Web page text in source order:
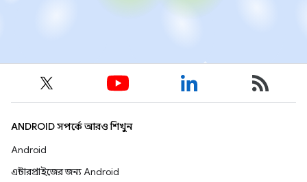
ANDROID সম্পর্কে আরও শিখুন
Android
এন্টারপ্রাইজের জন্য Android